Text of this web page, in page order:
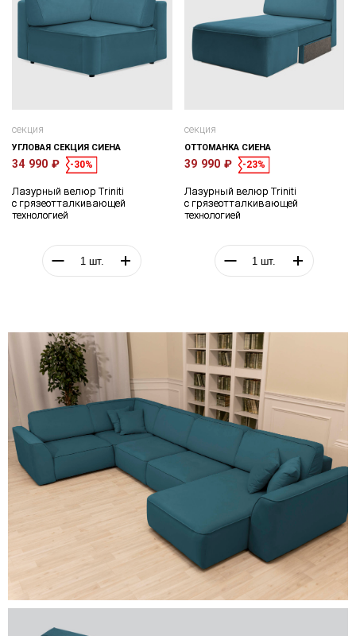
секция
УГЛОВАЯ СЕКЦИЯ СИЕНА
34 990 ₽ -30%
Лазурный велюр Triniti
с грязеотталкивающей
технологией
секция
ОТТОМАНКА СИЕНА
39 990 ₽ -23%
Лазурный велюр Triniti
с грязеотталкивающей
технологией